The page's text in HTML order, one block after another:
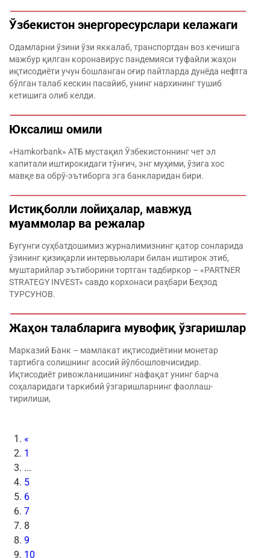
Ўзбекистон энергоресурслари келажаги
Одамларни ўзини ўзи яккалаб, транспортдан воз кечишга
мажбур қилган коронавирус пандемияси туфайли жаҳон
иқтисодиёти учун бошланган оғир пайтларда дунёда нефтга
бўлган талаб кескин пасайиб, унинг нархининг тушиб
кетишига олиб келди.
Юксалиш омили
«Hamkorbank» АТБ мустақил Ўзбекистоннинг чет эл
капитали иштирокидаги тўнғич, энг муҳими, ўзига хос
мавқе ва обрў-эътиборга эга банкларидан бири.
Истиқболли лойиҳалар, мавжуд
муаммолар ва режалар
Бугунги суҳбатдошимиз журналимизнинг қатор сонларида
ўзининг қизиқарли интервьюлари билан иштирок этиб,
муштарийлар эътиборини тортган тадбиркор – «PARTNER
STRATEGY INVEST» савдо корхонаси раҳбари Беҳзод
ТУРСУНОВ.
Жаҳон талабларига мувофиқ ўзгаришлар
Марказий Банк – мамлакат иқтисодиётини монетар
тартибга солишнинг асосий йўлбошловчисидир.
Иқтисодиёт ривожланишининг нафақат унинг барча
соҳаларидаги таркибий ўзгаришларнинг фаоллаш­
тирилиши,
«
1
...
5
6
7
8
9
10